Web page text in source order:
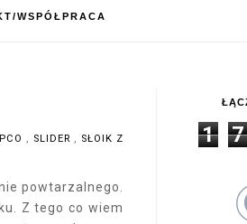
WSPÓŁPRACA
, SLIDER , SŁOIK Z
powtarzalnego.
Z tego co wiem
1 7